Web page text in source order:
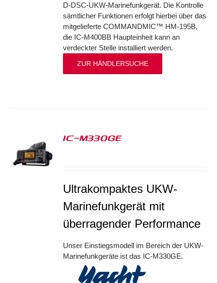
D-DSC-UKW-Marinefunkgerät. Die Kontrolle
sämtlicher Funktionen erfolgt hierbei über das
mitgelieferte COMMANDMIC™ HM-195B,
die IC-M400BB Haupteinheit kann an
verdeckter Stelle installiert werden.
ZUR HÄNDLERSUCHE
IC-M330GE
Ultrakompaktes UKW-
Marinefunkgerät mit
überragender Performance
Unser Einstiegsmodell im Bereich der UKW-
Marinefunkgeräte ist das IC-M330GE.